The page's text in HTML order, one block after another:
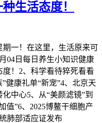
生活态度！
期一！在这里，生活原来可
04日每日养生小知识健康
！2、科学看待猝死看看
健康礼单“新宠”4、北京天
中心5、从“美颜滤镜”到
值”6、2025博鳌干细胞产
肺部适应证发布